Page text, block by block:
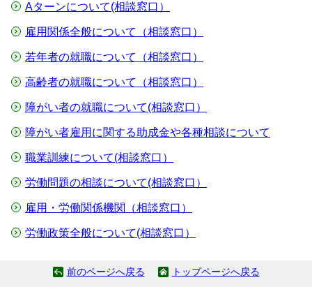
Aターンについて(相談窓口）
雇用関係全般について（相談窓口）
若年者の就職について（相談窓口）
高齢者の就職について（相談窓口）
障がい者の就職について(相談窓口）
障がい者雇用に関する助成金や各種相談について
職業訓練について(相談窓口）
労働問題の相談について(相談窓口）
雇用・労働関係機関（相談窓口）
労働政策全般について(相談窓口）
前のページへ戻る トップページへ戻る